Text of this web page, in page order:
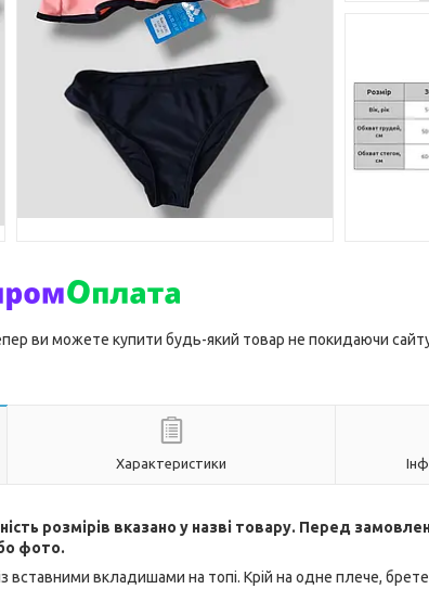
ви можете купити будь-який товар не покидаючи
Характеристики
розмірів вказано у назві товару. Перед
фото.
вставними вкладишами на топі. Крій на одне плече,